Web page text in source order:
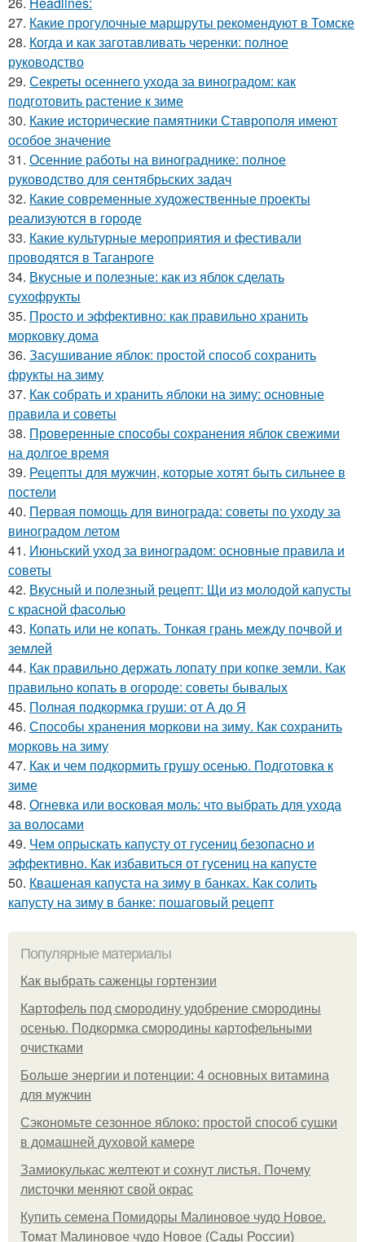
27. Какие прогулочные маршруты рекомендуют в Томске
28. Когда и как заготавливать черенки: полное
руководство
29. Секреты осеннего ухода за виноградом: как
подготовить растение к зиме
30. Какие исторические памятники Ставрополя имеют
особое значение
31. Осенние работы на винограднике: полное
руководство для сентябрьских задач
32. Какие современные художественные проекты
реализуются в городе
33. Какие культурные мероприятия и фестивали
проводятся в Таганроге
34. Вкусные и полезные: как из яблок сделать
сухофрукты
35. Просто и эффективно: как правильно хранить
морковку дома
36. Засушивание яблок: простой способ сохранить
фрукты на зиму
37. Как собрать и хранить яблоки на зиму: основные
правила и советы
38. Проверенные способы сохранения яблок свежими
на долгое время
39. Рецепты для мужчин, которые хотят быть сильнее в
постели
40. Первая помощь для винограда: советы по уходу за
виноградом летом
41. Июньский уход за виноградом: основные правила и
советы
42. Вкусный и полезный рецепт: Щи из молодой капусты
с красной фасолью
43. Копать или не копать. Тонкая грань между почвой и
землей
44. Как правильно держать лопату при копке земли. Как
правильно копать в огороде: советы бывалых
45. Полная подкормка груши: от А до Я
46. Способы хранения моркови на зиму. Как сохранить
морковь на зиму
47. Как и чем подкормить грушу осенью. Подготовка к
зиме
48. Огневка или восковая моль: что выбрать для ухода
за волосами
49. Чем опрыскать капусту от гусениц безопасно и
эффективно. Как избавиться от гусениц на капусте
50. Квашеная капуста на зиму в банках. Как солить
капусту на зиму в банке: пошаговый рецепт
Популярные материалы
Как выбрать саженцы гортензии
Картофель под смородину удобрение смородины
осенью. Подкормка смородины картофельными
очистками
Больше энергии и потенции: 4 основных витамина
для мужчин
Сэкономьте сезонное яблоко: простой способ сушки
в домашней духовой камере
Замиокулькас желтеют и сохнут листья. Почему
листочки меняют свой окрас
Купить семена Помидоры Малиновое чудо Новое.
Томат Малиновое чудо Новое (Сады России)